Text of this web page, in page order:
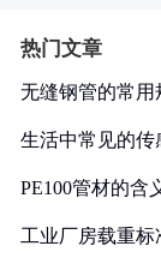
热门文章
无缝钢管的常用
生活中常见的传
PE100管材的含
工业厂房载重